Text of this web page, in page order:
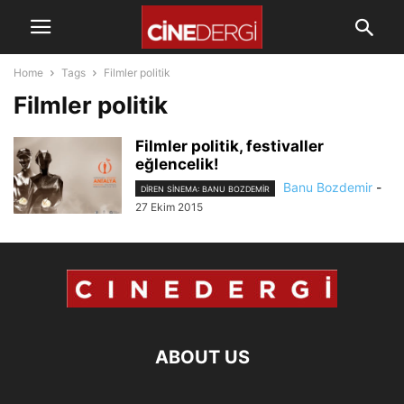
Home Tags Filmler politik
Filmler politik
Filmler politik, festivaller
eğlencelik!
DIREN SINEMA: BANU BOZDEMIR Banu Bozdemir -
27 Ekim 2015
ABOUT US